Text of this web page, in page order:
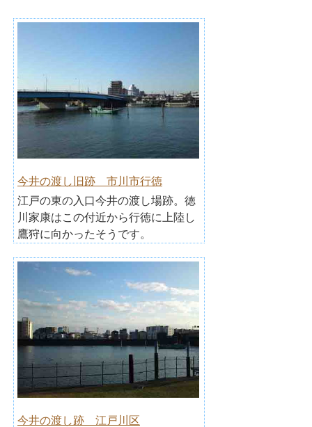
今井の渡し旧跡 市川市行徳
江戸の東の入口今井の渡し場跡。徳
川家康はこの付近から行徳に上陸し
鷹狩に向かったそうです。
今井の渡し跡 江戸川区